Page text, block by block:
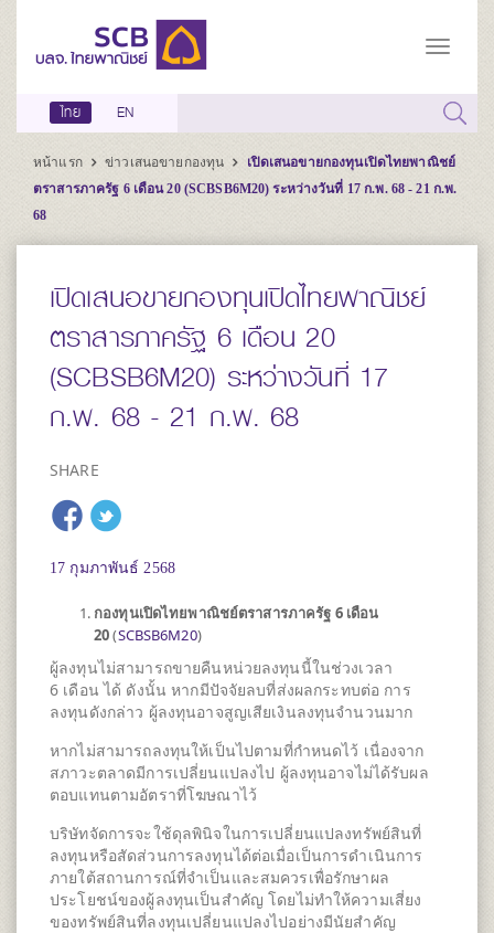
ไทย EN
หน้าแรก ข่าวเสนอขายกองทุน
เปิดเสนอขายกองทุนเปิดไทยพาณิชย์
ตราสารภาครัฐ 6 เดือน 20 (SCBSB6M20) ระหว่างวันที่ 17 ก.พ. 68 - 21 ก.พ.
68
เปิดเสนอขายกองทุนเปิดไทยพาณิชย์
ตราสารภาครัฐ 6 เดือน 20
(SCBSB6M20) ระหว่างวันที่ 17
ก.พ. 68 - 21 ก.พ. 68
SHARE
17 กุมภาพันธ์ 2568
กองทุนเปิดไทยพาณิชย์ตราสารภาครัฐ 6 เดือน
20(SCBSB6M20)
ผู้ลงทุนไม่สามารถขายคืนหน่วยลงทุนนี้ในช่วงเวลา
6 เดือน ได้ ดังนั้น หากมีปัจจัยลบที่ส่งผลกระทบต่อ การ
ลงทุนดังกล่าว ผู้ลงทุนอาจสูญเสียเงินลงทุนจำนวนมาก
หากไม่สามารถลงทุนให้เป็นไปตามที่กำหนดไว้ เนื่องจาก
สภาวะตลาดมีการเปลี่ยนแปลงไป ผู้ลงทุนอาจไม่ได้รับผล
ตอบแทนตามอัตราที่โฆษณาไว้
บริษัทจัดการจะใช้ดุลพินิจในการเปลี่ยนแปลงทรัพย์สินที่
ลงทุนหรือสัดส่วนการลงทุนได้ต่อเมื่อเป็นการดำเนินการ
ภายใต้สถานการณ์ที่จำเป็นและสมควรเพื่อรักษาผล
ประโยชน์ของผู้ลงทุนเป็นสำคัญ โดยไม่ทำให้ความเสี่ยง
ของทรัพย์สินที่ลงทุนเปลี่ยนแปลงไปอย่างมีนัยสำคัญ